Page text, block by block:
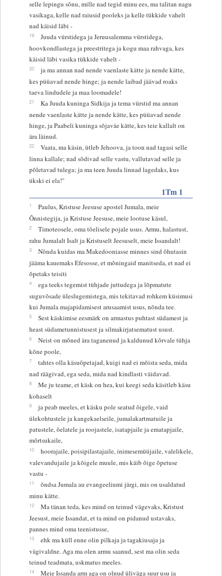
selle lepingu sõnu, mille nad tegid minu ees, ma talitan nagu
vasikaga, kelle nad raiusid pooleks ja kelle tükkide vahelt
nad käisid läbi -
19
Juuda vürstidega ja Jeruusalemma vürstidega,
hoovkondlastega ja preestritega ja kogu maa rahvaga, kes
käisid läbi vasika tükkide vahelt -
20
ja ma annan nad nende vaenlaste kätte ja nende kätte,
kes püüavad nende hinge; ja nende laibad jäävad roaks
taeva lindudele ja maa loomadele!
21
Ka Juuda kuninga Sidkija ja tema vürstid ma annan
nende vaenlaste kätte ja nende kätte, kes püüavad nende
hinge, ja Paabeli kuninga sõjaväe kätte, kes teie kallalt on
ära läinud.
22
Vaata, ma käsin, ütleb Jehoova, ja toon nad tagasi selle
linna kallale; nad sõdivad selle vastu, vallutavad selle ja
põletavad tulega; ja ma teen Juuda linnad lagedaks, kus
ükski ei ela!"
1Tm 1
1
Paulus, Kristuse Jeesuse apostel Jumala, meie
Õnnistegija, ja Kristuse Jeesuse, meie lootuse käsul,
2
Timoteosele, oma tõelisele pojale usus. Armu, halastust,
rahu Jumalalt Isalt ja Kristuselt Jeesuselt, meie Issandalt!
3
Nõnda kuidas ma Makedooniasse minnes sind õhutasin
jääma kauemaks Efesosse, et mõningaid manitseda, et nad ei
õpetaks teisiti
4
ega teeks tegemist tühjade juttudega ja lõpmatute
suguvõsade üleslugemistega, mis tekitavad rohkem küsimusi
kui Jumala majapidamisest arusaamist usus, nõnda tee.
5
Sest käskimise eesmärk on armastus puhtast südamest ja
heast südametunnistusest ja silmakirjatsematust usust.
6
Neist on mõned ära taganenud ja kaldunud kõrvale tühja
kõne poole,
7
tahtes olla käsuõpetajad, kuigi nad ei mõista seda, mida
nad räägivad, ega seda, mida nad kindlasti väidavad.
8
Me ju teame, et käsk on hea, kui keegi seda käsitleb käsu
kohaselt
9
ja peab meeles, et käsku pole seatud õigele, vaid
ülekohtustele ja kangekaelseile, jumalakartmatuile ja
patustele, õelatele ja roojastele, isatapjaile ja ematapjaile,
mõrtsukaile,
10
hoorajaile, poisipilastajaile, inimesemüüjaile, valelikele,
valevandujaile ja kõigele muule, mis käib õige õpetuse
vastu -
11
õndsa Jumala au evangeeliumi järgi, mis on usaldatud
minu kätte.
12
Ma tänan teda, kes mind on teinud vägevaks, Kristust
Jeesust, meie Issandat, et ta mind on pidanud ustavaks,
pannes mind oma teenistusse,
13
ehk ma küll enne olin pilkaja ja tagakiusaja ja
vägivaldne. Aga ma olen armu saanud, sest ma olin seda
teinud teadmata, uskmatus meeles.
14
Meie Issanda arm aga on olnud üliväga suur usu ja